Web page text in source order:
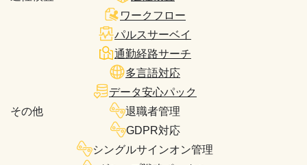
その他
ワークフロー
パルスサーベイ
通勤経路サーチ
多言語対応
データ安心パック
退職者管理
GDPR対応
シングルサインオン管理